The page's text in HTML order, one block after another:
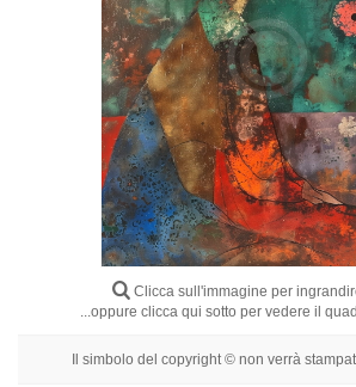
Clicca sull'immagine per
...oppure clicca qui sotto per vedere il
Il simbolo del copyright © non verrà